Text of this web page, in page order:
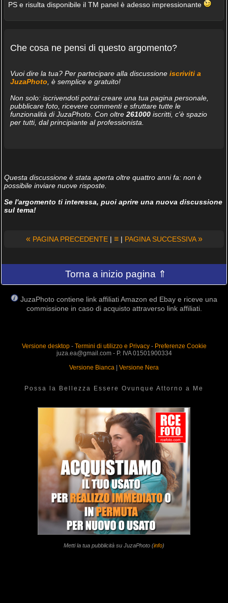
PS e risulta disponibile il TM panel è adesso impressionante
Che cosa ne pensi di questo argomento?
Vuoi dire la tua? Per partecipare alla discussione iscriviti a
JuzaPhoto , è semplice e gratuito!
Non solo: iscrivendoti potrai creare una tua pagina personale,
pubblicare foto, ricevere commenti e sfruttare tutte le
funzionalità di JuzaPhoto. Con oltre 261000iscritti, c'è spazio
per tutti, dal principiante al professionista.
Questa discussione è stata aperta oltre quattro anni fa: non è
possibile inviare nuove risposte.
Se l'argomento ti interessa, puoi aprire una nuova discussione
sul tema!
« PAGINA PRECEDENTE| ≡| PAGINA SUCCESSIVA»
Torna a inizio pagina ⇑
JuzaPhoto contiene link affiliati Amazon ed Ebay e riceve una
commissione in caso di acquisto attraverso link affiliati.
Versione desktop- Termini di utilizzo e Privacy- Preferenze Cookie
juza.ea@gmail.com - P. IVA 01501900334
Versione Bianca | Versione Nera
Possa la Bellezza Essere Ovunque Attorno a Me
Metti la tua pubblicità su JuzaPhoto (info)